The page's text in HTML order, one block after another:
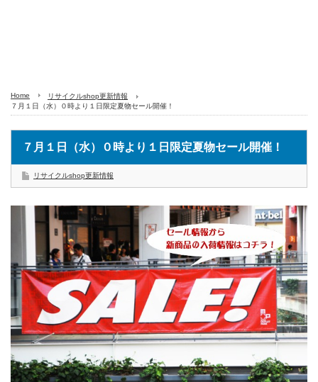
Home
リサイクルshop更新情報
７月１日（水）０時より１日限定夏物セール開催！
７月１日（水）０時より１日限定夏物セール開催！
リサイクルshop更新情報